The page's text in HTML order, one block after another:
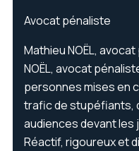
Avocat pénaliste
Mathieu NOËL,
NOËL, avocat
personnes mises en
trafic de stupéfiants,
audiences devant
Réactif, rigoureux et